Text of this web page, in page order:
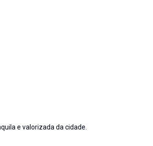
e valorizada da cidade.